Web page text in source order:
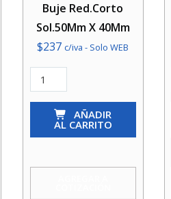
Buje Red.Corto
Sol.50Mm X 40Mm
$237 c/iva - Solo WEB
Buje
Red.Corto
Sol.50Mm
cantidad
AÑADIR
AL CARRITO